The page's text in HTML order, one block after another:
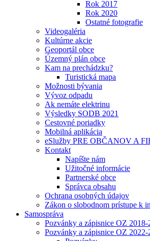
Rok 2017
Rok 2020
Ostatné fotografie
Videogaléria
Kultúrne akcie
Geoportál obce
Územný plán obce
Kam na prechádzku?
Turistická mapa
Možnosti bývania
Vývoz odpadu
Ak nemáte elektrinu
Výsledky SODB 2021
Cestovné poriadky
Mobilná aplikácia
eSlužby PRE OBČANOV A
Kontakt
Napíšte nám
Užitočné informácie
Partnerské obce
Správca obsahu
Ochrana osobných údajov
Zákon o slobodnom prístupe k
Samospráva
Pozvánky a zápisnice OZ 2018-
Pozvánky a zápisnice OZ 2022-